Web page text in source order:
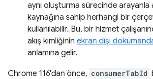
aynı oluşturma sürecinde arayanla
kaynağına sahip herhangi bir
kullanılabilir. Bu, bir hizmet
akış kimliğinin ekran dışı
anlamına gelir.
Chrome 116'dan önce, consumerTabId